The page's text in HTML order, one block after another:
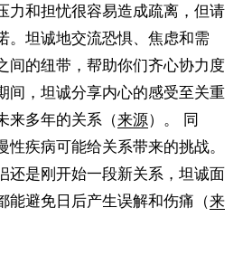
力和担忧很容易造成疏离，但请
。坦诚地交流恐惧、焦虑和需
间的纽带，帮助你们齐心协力度
间，坦诚分享内心的感受至关重
来多年的关系（来源）。 同
性疾病可能给关系带来的挑战。
还是刚开始一段新关系，坦诚面
能避免日后产生误解和伤痛（来